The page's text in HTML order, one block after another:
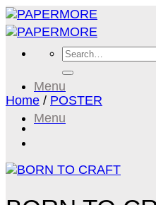
Skip
to
content
Search
Menu
Menu
Home / POSTER